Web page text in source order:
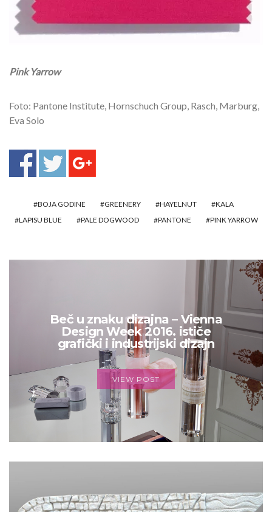
Pink Yarrow
Foto: Pantone Institute, Hornschuch Group, Rasch, Marburg,
Eva Solo
BOJA GODINE GREENERY HAYELNUT
KALA
LAPISU BLUE
PALE DOGWOOD PANTONE PINK YARROW
Beč u znaku dizajna – Vienna
Design Week 2016. ističe
grafički i industrijski dizajn
VIEW POST